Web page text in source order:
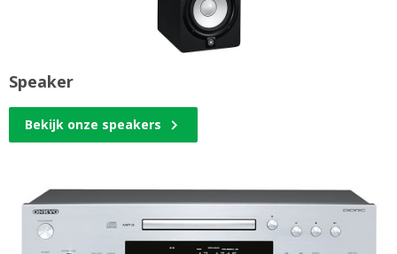
Speaker
Bekijk onze speakers